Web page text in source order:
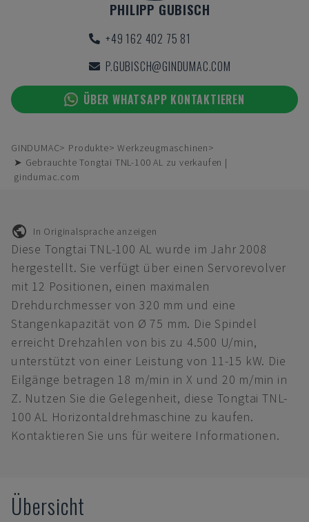
PHILIPP GUBISCH
+49 162 402 75 81
P.GUBISCH@GINDUMAC.COM
ÜBER WHATSAPP KONTAKTIEREN
GINDUMAC Produkte
Werkzeugmaschinen
➤ Gebrauchte Tongtai TNL-100 AL zu verkaufen |
gindumac.com
In Originalsprache anzeigen
Diese Tongtai TNL-100 AL wurde im Jahr 2008
hergestellt. Sie verfügt über einen Servorevolver
mit 12 Positionen, einen maximalen
Drehdurchmesser von 320 mm und eine
Stangenkapazität von Ø 75 mm. Die Spindel
erreicht Drehzahlen von bis zu 4.500 U/min,
unterstützt von einer Leistung von 11-15 kW. Die
Eilgänge betragen 18 m/min in X und 20 m/min in
Z. Nutzen Sie die Gelegenheit, diese Tongtai TNL-
100 AL Horizontaldrehmaschine zu kaufen.
Kontaktieren Sie uns für weitere Informationen.
Übersicht